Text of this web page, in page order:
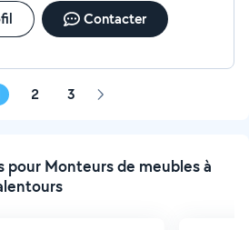
Contacter
2 3 Page
pour Monteurs de meubles à